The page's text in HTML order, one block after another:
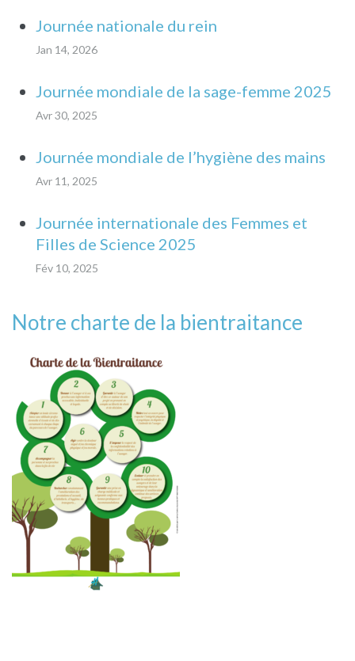
Journée nationale du rein
Jan 14, 2026
Journée mondiale de la sage-femme 2025
Avr 30, 2025
Journée mondiale de l’hygiène des mains
Avr 11, 2025
Journée internationale des Femmes et
Filles de Science 2025
Fév 10, 2025
Notre charte de la bientraitance